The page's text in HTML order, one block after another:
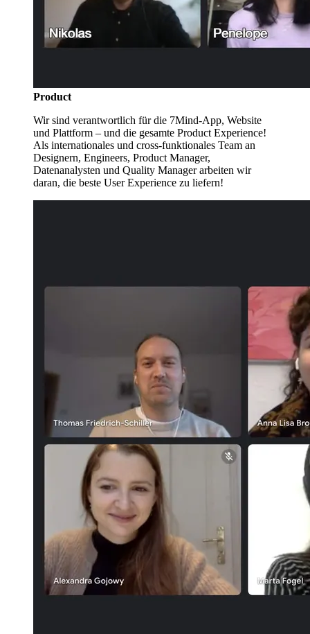
Product
Wir sind verantwortlich für die 7Mind-App, Website
und Plattform – und die gesamte Product Experience!
Als internationales und cross-funktionales Team an
Designern, Engineers, Product Manager,
Datenanalysten und Quality Manager arbeiten wir
daran, die beste User Experience zu liefern!